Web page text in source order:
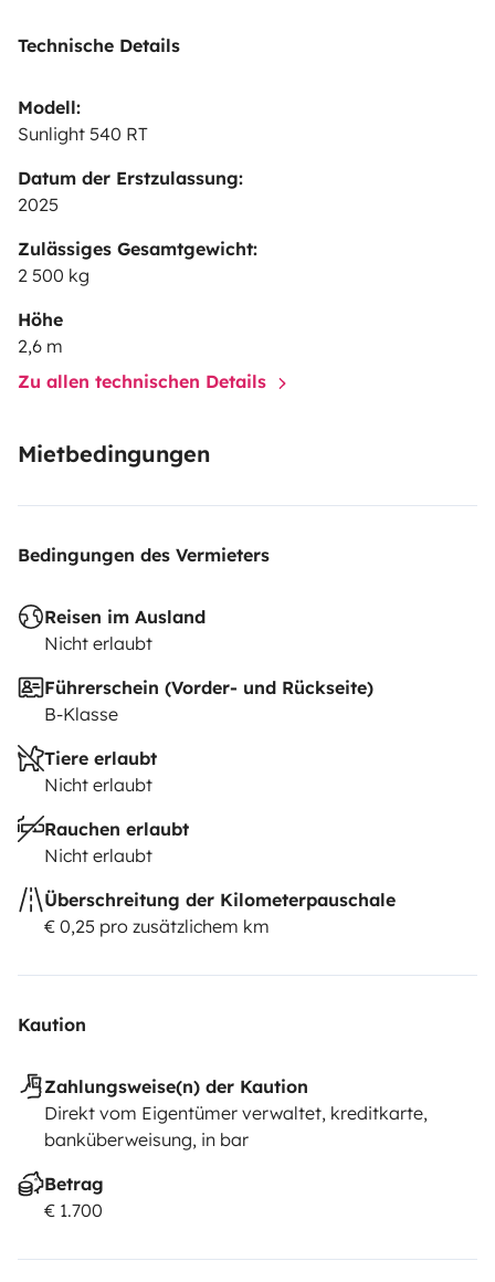
Technische Details
Modell:
Sunlight 540 RT
Datum der Erstzulassung:
2025
Zulässiges Gesamtgewicht:
2 500 kg
Höhe
2,6 m
Zu allen technischen Details
Mietbedingungen
Bedingungen des Vermieters
Reisen im Ausland
Nicht erlaubt
Führerschein (Vorder- und Rückseite)
B-Klasse
Tiere erlaubt
Nicht erlaubt
Rauchen erlaubt
Nicht erlaubt
Überschreitung der Kilometerpauschale
€ 0,25 pro zusätzlichem km
Kaution
Zahlungsweise(n) der Kaution
Direkt vom Eigentümer verwaltet, kreditkarte,
banküberweisung, in bar
Betrag
€ 1.700